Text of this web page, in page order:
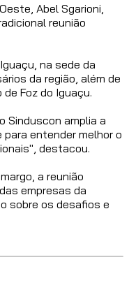
Abel Sgarioni,
reunião
na sede da
da região, além de
Foz do Iguaçu.
Sinduscon amplia a
entender melhor o
destacou.
a reunião
empresas da
sobre os desafios e